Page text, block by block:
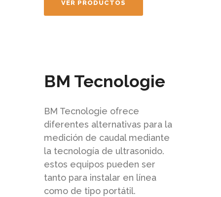
VER PRODUCTOS
BM Tecnologie
BM Tecnologie ofrece
diferentes alternativas para la
medición de caudal mediante
la tecnología de ultrasonido.
estos equipos pueden ser
tanto para instalar en línea
como de tipo portátil.